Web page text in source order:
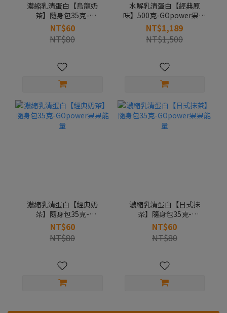
濃縮乳清蛋白【烏龍奶
茶】隨身包35克-
GOpower果果能量
NT$60
NT$80
水解乳清蛋白【經典原
味】500克-GOpower果果
能量
NT$1,189
NT$1,500
濃縮乳清蛋白【經典奶
茶】隨身包35克-
GOpower果果能量
NT$60
NT$80
濃縮乳清蛋白【日式抹
茶】隨身包35克-
GOpower果果能量
NT$60
NT$80